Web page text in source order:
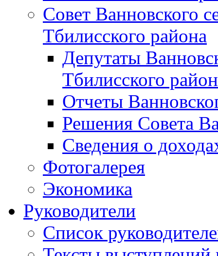
Совет Ванновского
Тбилисского района
Депутаты
Тбилисского
Отчеты
Решения Совета
Сведения о
Фотогалерея
Экономика
Руководители
Список